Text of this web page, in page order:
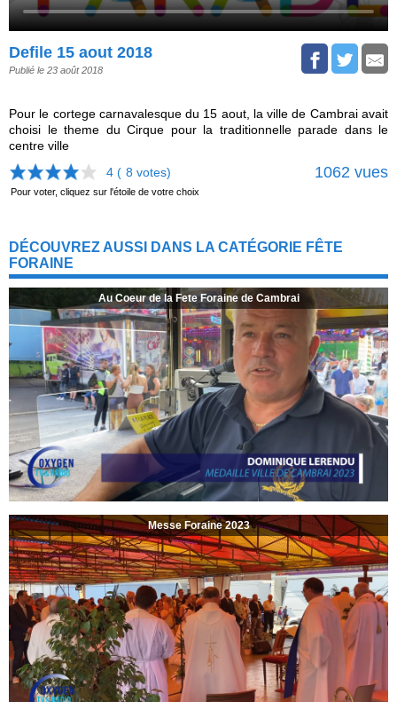
Defile 15 aout 2018
Publié le 23 août 2018
Pour le cortege carnavalesque du 15 aout, la ville de Cambrai avait
choisi le theme du Cirque pour la traditionnelle parade dans le
centre ville
4 ( 8 votes) 1062 vues
Pour voter, cliquez sur l'étoile de votre choix
DÉCOUVREZ AUSSI DANS LA CATÉGORIE FÊTE
FORAINE
Au Coeur de la Fete Foraine de Cambrai
Messe Foraine 2023